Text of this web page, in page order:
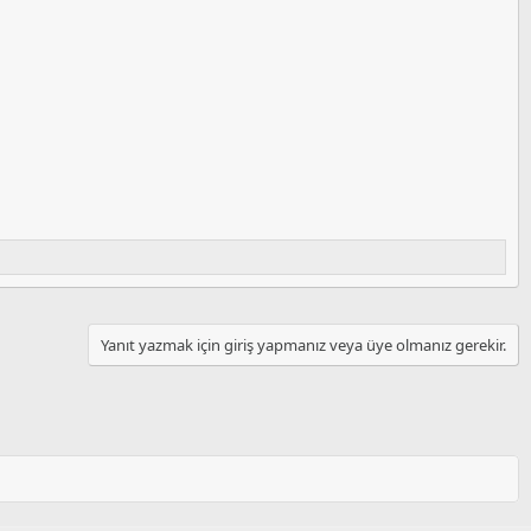
Yanıt yazmak için giriş yapmanız veya üye olmanız gerekir.